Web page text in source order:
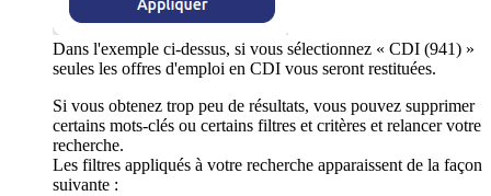
Dans l'exemple ci-dessus, si vous sélectionnez « CDI (941) »
seules les offres d'emploi en CDI vous seront restituées.
Si vous obtenez trop peu de résultats, vous pouvez supprimer
certains mots-clés ou certains filtres et critères et relancer votre
recherche.
Les filtres appliqués à votre recherche apparaissent de la façon
suivante :